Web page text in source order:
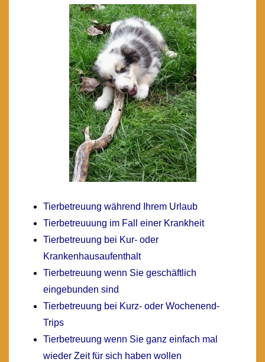
Tierbetreuung während Ihrem Urlaub
Tierbetreuuung im Fall einer Krankheit
Tierbetreuung bei Kur- oder
Krankenhausaufenthalt
Tierbetreuung wenn Sie geschäftlich
eingebunden sind
Tierbetreuung bei Kurz- oder Wochenend-
Trips
Tierbetreuung wenn Sie ganz einfach mal
wieder Zeit für sich haben wollen